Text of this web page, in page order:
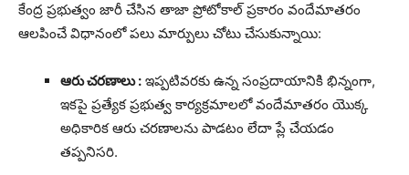
కేంద్ర ప్రభుత్వం జారీ చేసిన తాజా ప్రోటోకాల్ ప్రకారం వందేమాతరం
ఆలపించే విధానంలో పలు మార్పులు చోటు చేసుకున్నాయి:
ఆరు చరణాలు : ఇప్పటివరకు ఉన్న సంప్రదాయానికి భిన్నంగా,
ఇకపై ప్రత్యేక ప్రభుత్వ కార్యక్రమాలలో వందేమాతరం యొక్క
అధికారిక ఆరు చరణాలను పాడటం లేదా ప్లే చేయడం
తప్పనిసరి.